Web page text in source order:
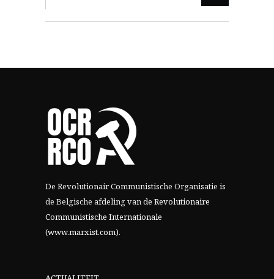
De Revolutionair Communistische Organisatie is
de Belgische afdeling vande Revolutionaire
Communistische Internationale
(www.marxist.com).